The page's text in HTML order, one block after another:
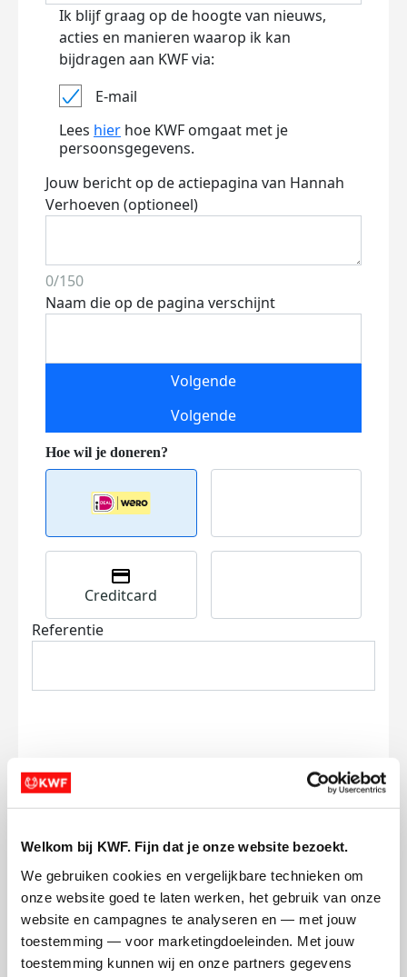
Welkom bij KWF. Fijn dat je onze website bezoekt.
We gebruiken cookies en vergelijkbare technieken om
onze website goed te laten werken, het gebruik van onze
website en campagnes te analyseren en — met jouw
toestemming — voor marketingdoeleinden. Met jouw
toestemming kunnen wij en onze partners gegevens
Ik blijf graag op de hoogte van nieuws,
acties en manieren waarop ik kan
bijdragen aan KWF via:
E-mail
Lees hier hoe KWF omgaat met je
persoonsgegevens.
Jouw bericht op de actiepagina van Hannah
Verhoeven (optioneel)
0/150
Naam die op de pagina verschijnt
Volgende
Volgende
Creditcard
Referentie
Ik wil bijdragen aan de transactiekosten
Doneer nu
Opgehaald Streefbedrag